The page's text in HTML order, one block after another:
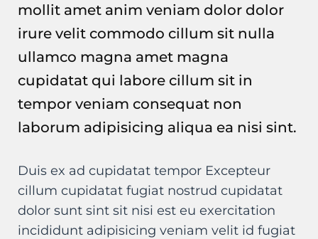
mollit amet anim veniam dolor dolor
irure velit commodo cillum sit nulla
ullamco magna amet magna
cupidatat qui labore cillum sit in
tempor veniam consequat non
laborum adipisicing aliqua ea nisi sint.
Duis ex ad cupidatat tempor Excepteur
cillum cupidatat fugiat nostrud cupidatat
dolor sunt sint sit nisi est eu exercitation
incididunt adipisicing veniam velit id fugiat